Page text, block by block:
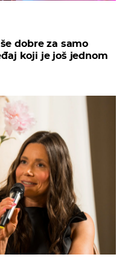
dobre za samo
koji je još jednom